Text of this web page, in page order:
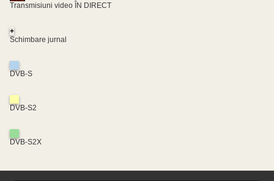
Transmisiuni video ÎN DIRECT
+
Schimbare jurnal
DVB-S
DVB-S2
DVB-S2X